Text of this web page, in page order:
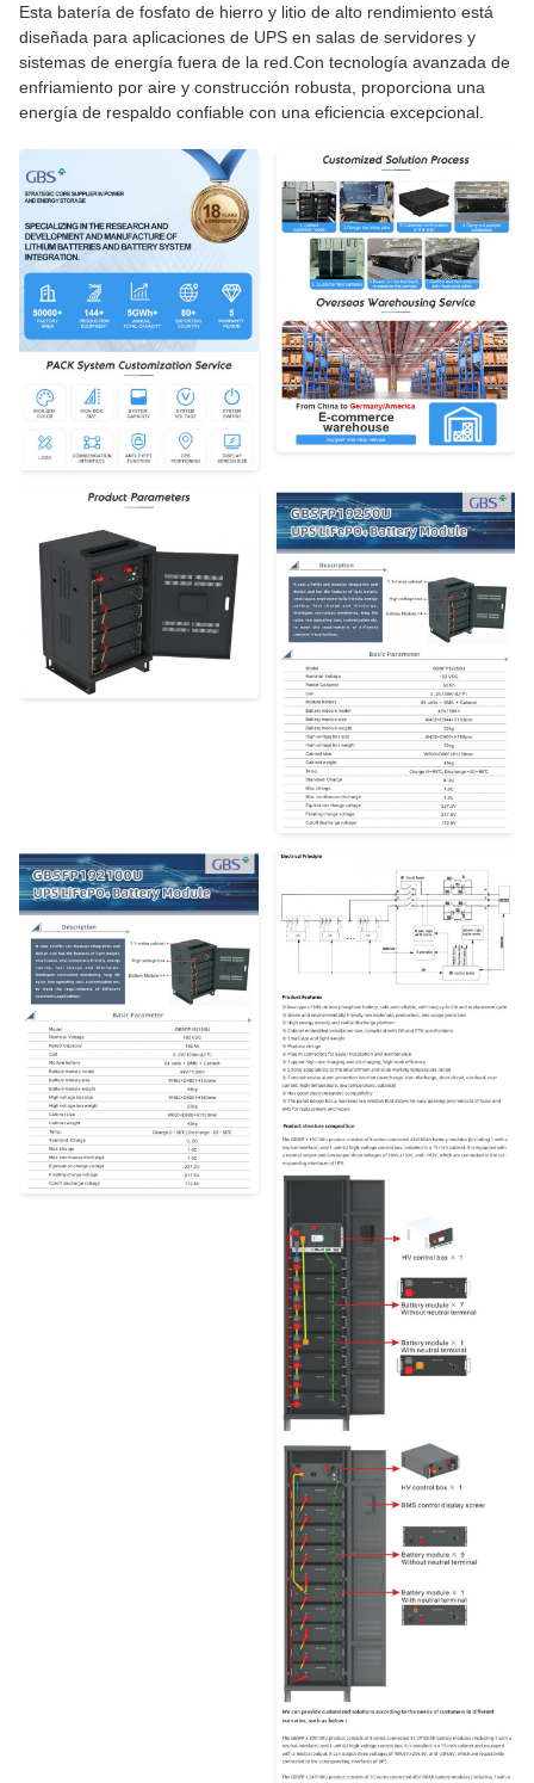
Esta batería de fosfato de hierro y litio de alto rendimiento está
diseñada para aplicaciones de UPS en salas de servidores y
sistemas de energía fuera de la red.Con tecnología avanzada de
enfriamiento por aire y construcción robusta, proporciona una
energía de respaldo confiable con una eficiencia excepcional.